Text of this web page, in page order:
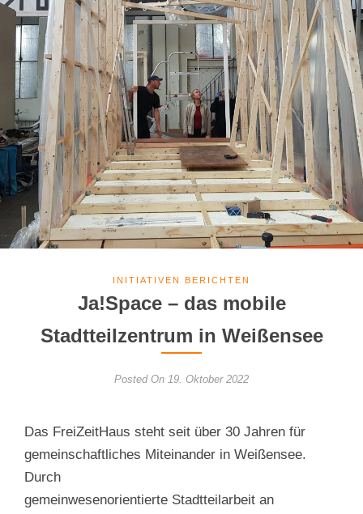
INITIATIVEN BERICHTEN
Ja!Space – das mobile
Stadtteilzentrum in Weißensee
Posted On 19. Oktober 2022
Das FreiZeitHaus steht seit über 30 Jahren für
gemeinschaftliches Miteinander in Weißensee.
Durch
gemeinwesenorientierte Stadtteilarbeit an